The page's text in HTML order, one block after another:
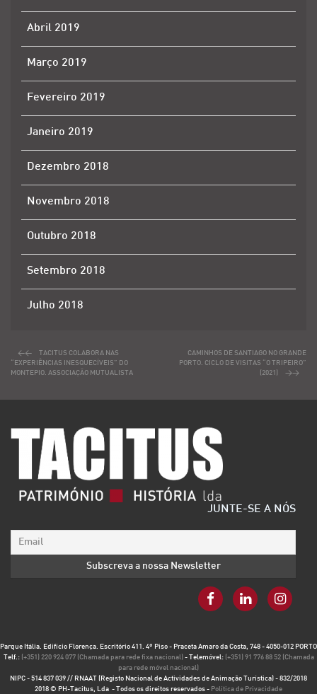
Abril 2019
Março 2019
Fevereiro 2019
Janeiro 2019
Dezembro 2018
Novembro 2018
Outubro 2018
Setembro 2018
Julho 2018
TACITUS COLABORA NAS
“EXPERIÊNCIAS INESQUECÍVEIS” DO
MONTEPIO. ASSOCIAÇÃO MUTUALISTA
CAMINHOS DE SANTIAGO NO GRANDE
PORTO. CICLO DE VISITAS “O TRIPEIRO”
(2021)
JUNTE-SE A NÓS
Parque Itália. Edifício Florença. Escritório 411. 4º Piso - Praceta Amaro da Costa, 748 - 4050-012 PORTO
Telf.: (+351) 220 924 077 (Chamada para rede fixa nacional) - Telemóvel: (+351) 91 776 88 52 (Chamada
para rede móvel nacional)
NIPC - 514 837 039 // RNAAT (Registo Nacional de Actividades de Animação Turística) - 832/2018
2018 © PH-Tacitus, Lda - Todos os direitos reservados - Política de Privacidade